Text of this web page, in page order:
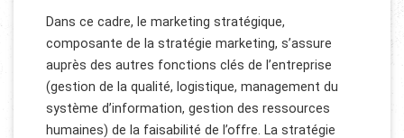
Dans ce cadre, le marketing stratégique,
composante de la stratégie marketing, s’assure
auprès des autres fonctions clés de l’entreprise
(gestion de la qualité, logistique, management du
système d’information, gestion des ressources
humaines) de la faisabilité de l’offre. La stratégie